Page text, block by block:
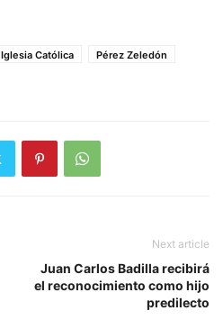
Iglesia Católica
Pérez Zeledón
Next article
Juan Carlos Badilla recibirá
el reconocimiento como hijo
predilecto